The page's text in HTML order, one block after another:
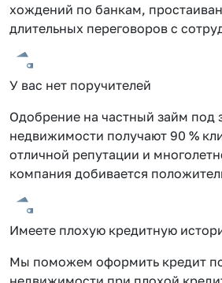
хождений по банкам,
длительных переговоров с
У вас нет поручителей
Одобрение на частный займ под
недвижимости получают 90 %
отличной репутации и
компания добивается
Имеете плохую кредитную
Мы поможем оформить кредит